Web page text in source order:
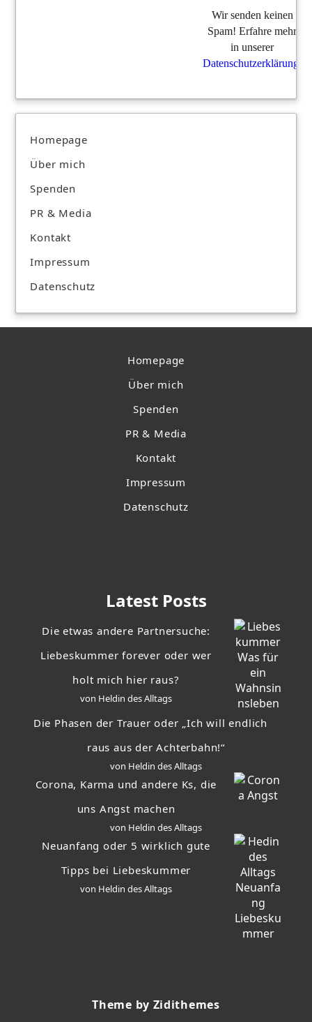
Wir senden keinen
Spam! Erfahre mehr
in unserer
Datenschutzerklärung
Homepage
Über mich
Spenden
PR & Media
Kontakt
Impressum
Datenschutz
Homepage
Über mich
Spenden
PR & Media
Kontakt
Impressum
Datenschutz
Latest Posts
Die etwas andere Partnersuche:
Liebeskummer forever oder wer
holt mich hier raus?
von Heldin des Alltags
Die Phasen der Trauer oder „Ich will endlich
raus aus der Achterbahn!“
von Heldin des Alltags
Corona, Karma und andere Ks, die
uns Angst machen
von Heldin des Alltags
Neuanfang oder 5 wirklich gute
Tipps bei Liebeskummer
von Heldin des Alltags
Theme by Zidithemes